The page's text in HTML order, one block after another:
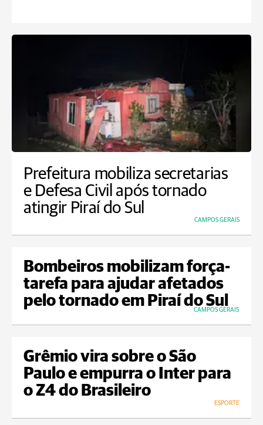
Prefeitura mobiliza secretarias
e Defesa Civil após tornado
atingir Piraí do Sul
CAMPOS GERAIS
Bombeiros mobilizam força-
tarefa para ajudar afetados
pelo tornado em Piraí do Sul
CAMPOS GERAIS
Grêmio vira sobre o São
Paulo e empurra o Inter para
o Z4 do Brasileiro
ESPORTE